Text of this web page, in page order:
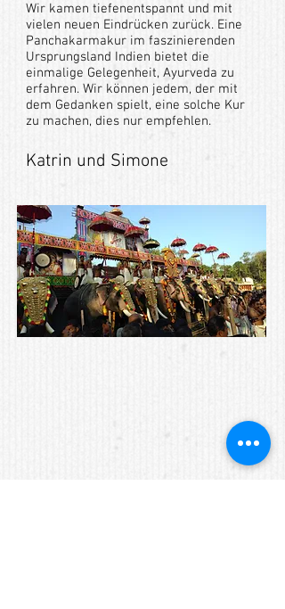
Wir kamen tiefenentspannt und mit
vielen neuen Eindrücken zurück. Eine
Panchakarmakur im faszinierenden
Ursprungsland Indien bietet die
einmalige Gelegenheit, Ayurveda zu
erfahren. Wir können jedem, der mit
dem Gedanken spielt, eine solche Kur
zu machen, dies nur empfehlen.
Katrin und Simone